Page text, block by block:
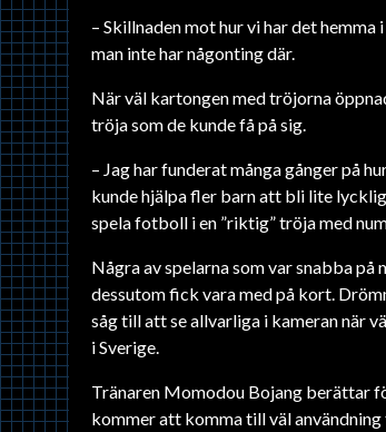
– Skillnaden mot hur vi har det
man inte har någonting där.
När väl kartongen med tröjorna
tröja som de kunde få på sig.
– Jag har funderat många gånger på
kunde hjälpa fler barn att bli lite
spela fotboll i en ”riktig” tröja med
Några av spelarna som var snabba
dessutom fick vara med på kort.
såg till att se allvarliga i kameran när
i Sverige.
Tränaren Momodou Bojang berättar
kommer att komma till väl